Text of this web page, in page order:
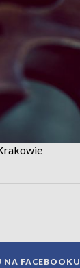
NA FACEBOOKU